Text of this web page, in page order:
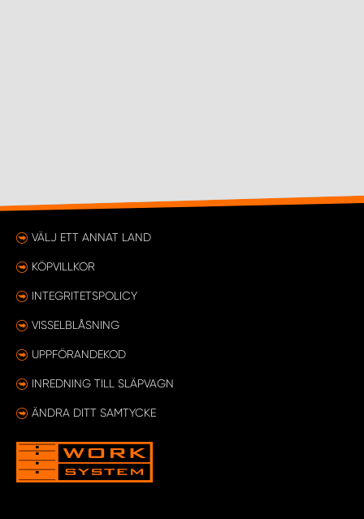
VÄLJ ETT ANNAT LAND
KÖPVILLKOR
INTEGRITETSPOLICY
VISSELBLÅSNING
UPPFÖRANDEKOD
INREDNING TILL SLÄPVAGN
ÄNDRA DITT SAMTYCKE